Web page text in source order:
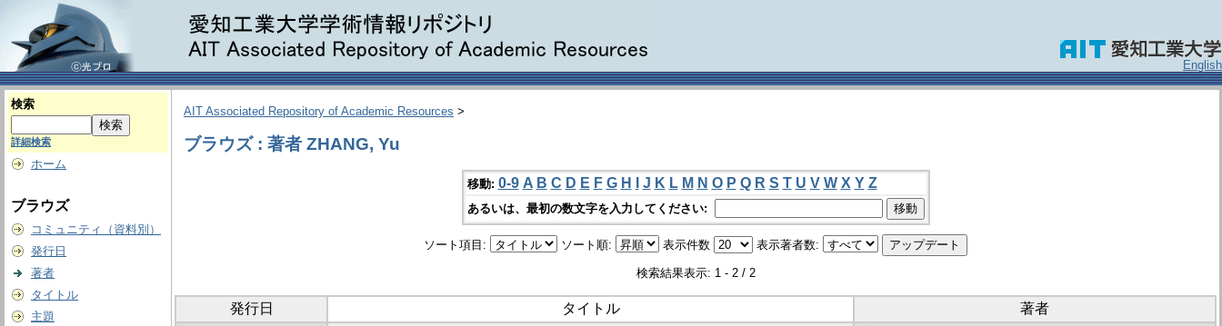
English
検索
詳細検索
ホーム
ブラウズ
コミュニティ（資料別）
発行日
著者
タイトル
主題
AIT Associated Repository of Academic Resources >
ブラウズ : 著者 ZHANG, Yu
移動: 0-9 A B C D E F G H J K L M N O P Q R S T U V W X Y Z
あるいは、最初の数文字を入力してください:
ソート項目: ソート順: 表示件数 表示著者数:
検索結果表示: 1 - 2 / 2
発行日 タイトル 著者